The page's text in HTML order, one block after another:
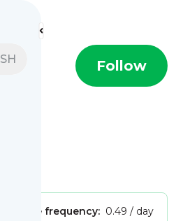
Follow
frequency: 0.49 / day